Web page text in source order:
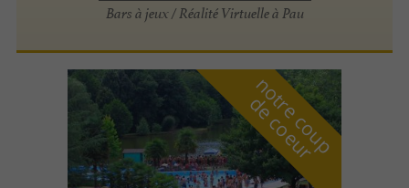
Bars à jeux / Réalité Virtuelle à Pau
n
o
t
r
e
c
o
u
p
d
e
c
o
e
u
r